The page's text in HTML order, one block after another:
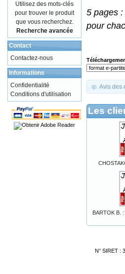
5 pages
pour
Avis des
Les
BARTOK B.
Utilisez des mots-clés
pour trouver le produit
que vous recherchez.
Recherche avancée
Contact
Contactez-nous
Informations
Confidentialité
Conditions d'utilisation
N° SIRET :